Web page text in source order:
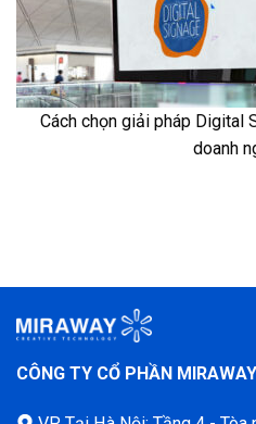
Cách chọn giải pháp Digital
doanh
CÔNG TY CỔ PHẦN